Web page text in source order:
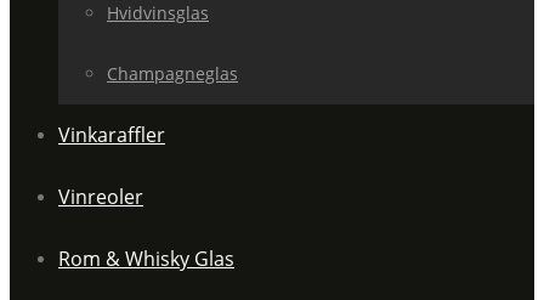
Hvidvinsglas
Champagneglas
Vinkaraffler
Vinreoler
Rom & Whisky Glas